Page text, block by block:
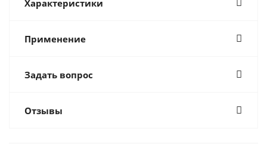
Характеристики
Применение
Задать вопрос
Отзывы